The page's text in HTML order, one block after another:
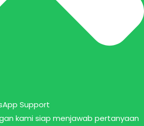
kami siap menjawab pertanyaan